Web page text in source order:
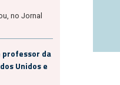
no Jornal
professor da
Unidos e